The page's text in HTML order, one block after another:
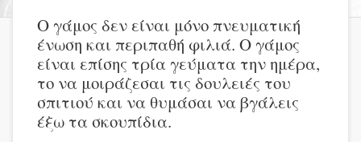
Ο γάμος δεν είναι μόνο πνευματική
ένωση και περιπαθή φιλιά. Ο γάμος
είναι επίσης τρία γεύματα την ημέρα,
το να μοιράζεσαι τις δουλειές του
σπιτιού και να θυμάσαι να βγάλεις
έξω τα σκουπίδια.